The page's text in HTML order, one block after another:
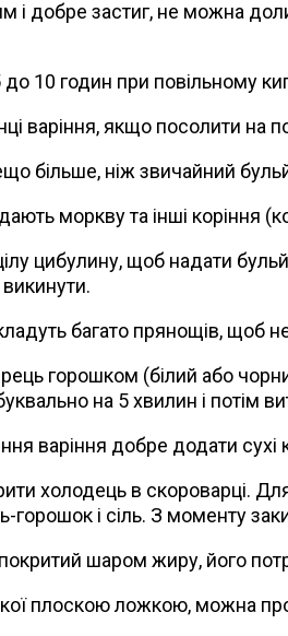
добре застиг, не можна
10 годин при повільному
варіння, якщо посолити
більше, ніж звичайний
моркву та інші коріння
цибулину, щоб надати
багато прянощів, щоб
горошком (білий або
на 5 хвилин і потім
варіння добре додати
холодець в скороварці.
горошок і сіль. З моменту
шаром жиру, його
плоскою ложкою, можна